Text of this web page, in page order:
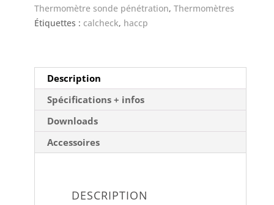
Thermomètre sonde pénétration, Thermomètres
Étiquettes : calcheck, haccp
Description
Spécifications + infos
Downloads
Accessoires
DESCRIPTION